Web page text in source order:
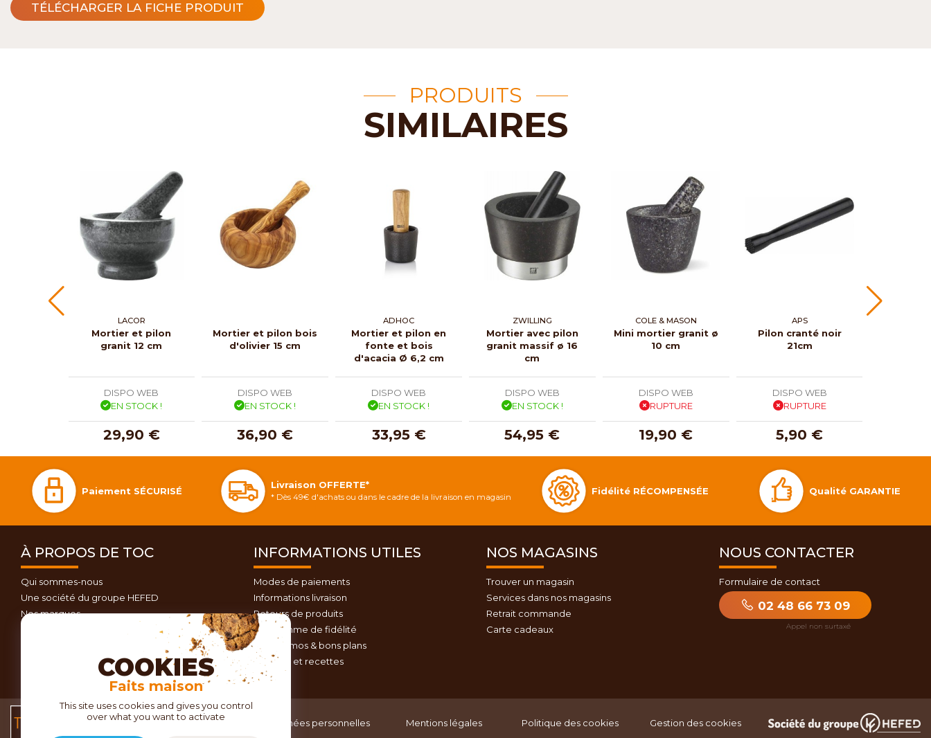
TÉLÉCHARGER LA FICHE PRODUIT
PRODUITS
SIMILAIRES
LACOR
Mortier et pilon
granit 12 cm
DISPO WEB
EN STOCK !
29,90 €
Mortier et pilon bois
d'olivier 15 cm
DISPO WEB
EN STOCK !
36,90 €
ADHOC
Mortier et pilon en
fonte et bois
d'acacia Ø 6,2 cm
DISPO WEB
EN STOCK !
33,95 €
ZWILLING
Mortier avec pilon
granit massif ø 16
cm
DISPO WEB
EN STOCK !
54,95 €
COLE & MASON
Mini mortier granit ø
10 cm
DISPO WEB
RUPTURE
19,90 €
APS
Pilon cranté noir
21cm
DISPO WEB
RUPTURE
5,90 €
Paiement SÉCURISÉ
Livraison OFFERTE*
* Dès 49€ d'achats ou dans le cadre de la livraison en magasin
Fidélité RÉCOMPENSÉE Qualité GARANTIE
À PROPOS DE TOC
Qui sommes-nous
Une société du groupe HEFED
Nos marques
INFORMATIONS UTILES
Modes de paiements
Informations livraison
Retours de produits
Programme de fidélité
Nos promos & bons plans
Conseils et recettes
NOS MAGASINS
Trouver un magasin
Services dans nos magasins
Retrait commande
Carte cadeaux
NOUS CONTACTER
Formulaire de contact
02 48 66 73 09
Conditions générales
Données personnelles Mentions légales Politique des cookies Gestion des cookies
COOKIES
Faits maison
This site uses cookies and gives you control
over what you want to activate